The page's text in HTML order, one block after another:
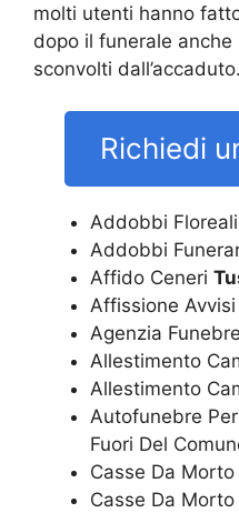
molti utenti hanno
dopo il funerale
sconvolti dall’accaduto.
Richiedi
Addobbi Floreali
Addobbi
Affido Ceneri
Affissione
Agenzia Funebre
Allestimento
Allestimento
Autofunebre
Fuori Del
Casse Da
Casse Da